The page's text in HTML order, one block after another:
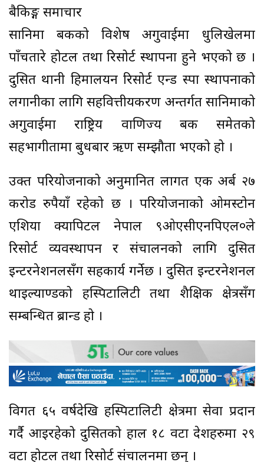
बैकिङ्ग समाचार
सानिमा बैंकको विशेष अगुवाईमा धुलिखेलमा
पाँचतारे होटल तथा रिसोर्ट स्थापना हुने भएको छ ।
दुसित थानी हिमालयन रिसोर्ट एन्ड स्पा स्थापनाको
लगानीका लागि सहवित्तीयकरण अन्तर्गत सानिमाको
अगुवाईमा राष्ट्रिय वाणिज्य बैंक समेतको
सहभागीतामा बुधबार ऋण सम्झौता भएको हो ।
उक्त परियोजनाको अनुमानित लागत एक अर्ब २७
करोड रुपैयाँ रहेको छ । परियोजनाको ओमस्टोन
एशिया क्यापिटल नेपाल ९ओएसीएनपिएल०ले
रिसोर्ट व्यवस्थापन र संचालनको लागि दुसित
इन्टरनेशनलसँग सहकार्य गर्नेछ । दुसित इन्टरनेशनल
थाइल्याण्डको हस्पिटालिटी तथा शैक्षिक क्षेत्रसँग
सम्बन्धित ब्रान्ड हो ।
विगत ६५ वर्षदेखि हस्पिटालिटी क्षेत्रमा सेवा प्रदान
गर्दै आइरहेको दुसितको हाल १८ वटा देशहरुमा २९
वटा होटल तथा रिसोर्ट संचालनमा छन् ।